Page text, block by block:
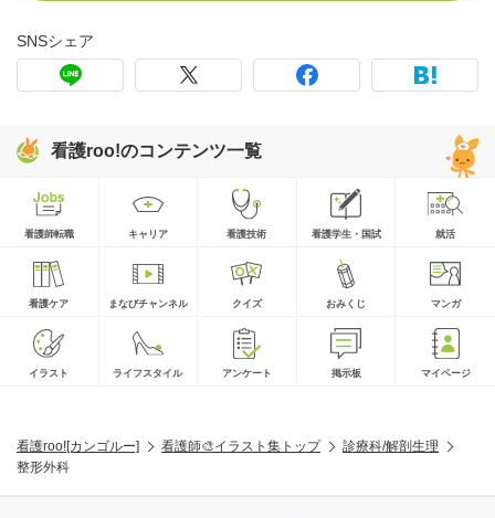
SNSシェア
看護roo!のコンテンツ一覧
看護師転職 キャリア 看護技術 看護学生・国試 就活
看護ケア まなびチャンネル クイズ おみくじ マンガ
イラスト ライフスタイル アンケート 掲示板 マイページ
看護roo![カンゴルー] 看護師🎨イラスト集トップ
診療科/解剖生理
整形外科